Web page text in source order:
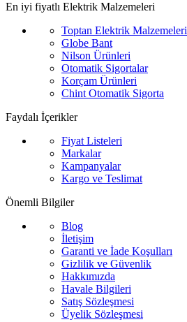
En iyi fiyatlı Elektrik Malzemeleri
Toptan Elektrik Malzemeleri
Globe Bant
Nilson Ürünleri
Otomatik Sigortalar
Korçam Ürünleri
Chint Otomatik Sigorta
Faydalı İçerikler
Fiyat Listeleri
Markalar
Kampanyalar
Kargo ve Teslimat
Önemli Bilgiler
Blog
İletişim
Garanti ve İade Koşulları
Gizlilik ve Güvenlik
Hakkımızda
Havale Bilgileri
Satış Sözleşmesi
Üyelik Sözleşmesi